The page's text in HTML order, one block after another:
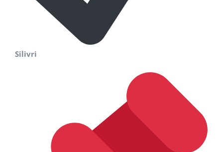
Silivri